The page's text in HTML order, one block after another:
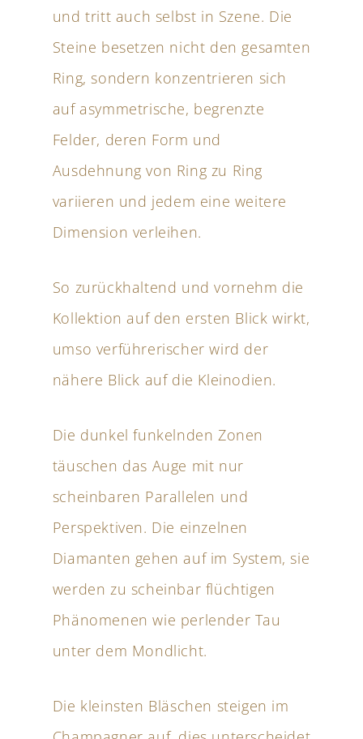
und tritt auch selbst in Szene. Die
Steine besetzen nicht den gesamten
Ring, sondern konzentrieren sich
auf asymmetrische, begrenzte
Felder, deren Form und
Ausdehnung von Ring zu Ring
variieren und jedem eine weitere
Dimension verleihen.
So zurückhaltend und vornehm die
Kollektion auf den ersten Blick wirkt,
umso verführerischer wird der
nähere Blick auf die Kleinodien.
Die dunkel funkelnden Zonen
täuschen das Auge mit nur
scheinbaren Parallelen und
Perspektiven. Die einzelnen
Diamanten gehen auf im System, sie
werden zu scheinbar flüchtigen
Phänomenen wie perlender Tau
unter dem Mondlicht.
Die kleinsten Bläschen steigen im